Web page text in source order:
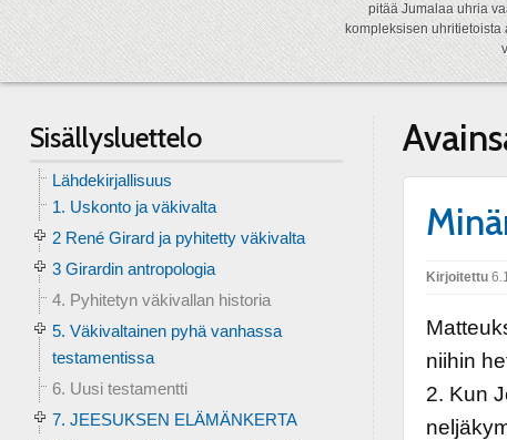
pitää Jumalaa uhria
kompleksisen
Kirjoitettu
niihin
2. Kun
Sisällysluettelo
Lähdekirjallisuus
1. Uskonto ja väkivalta
2 René Girard ja pyhitetty väkivalta
3 Girardin antropologia
4. Pyhitetyn väkivallan historia
5. Väkivaltainen pyhä vanhassa
testamentissa
6. Uusi testamentti
7. JEESUKSEN ELÄMÄNKERTA